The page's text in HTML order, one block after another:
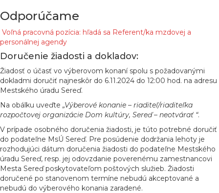
Odporúčame
Voľná pracovná pozícia: hľadá sa Referent/ka mzdovej a
personálnej agendy
Doručenie žiadosti a dokladov:
Žiadosť o účasť vo výberovom konaní spolu s požadovanými
dokladmi doručiť najneskôr do 6.11.2024 do 12:00 hod. na adresu
Mestského úradu Sereď.
Na obálku uveďte „Výberové konanie – riaditeľ/riaditeľka
rozpočtovej organizácie Dom kultúry, Sereď – neotvárať “.
V prípade osobného doručenia žiadosti, je túto potrebné doručiť
do podateľne MsÚ Sereď. Pre posúdenie dodržania lehoty je
rozhodujúci dátum doručenia žiadosti do podateľne Mestského
úradu Sereď, resp. jej odovzdanie poverenému zamestnancovi
Mesta Sereď poskytovateľom poštových služieb. Žiadosti
doručené po stanovenom termíne nebudú akceptované a
nebudú do výberového konania zaradené.